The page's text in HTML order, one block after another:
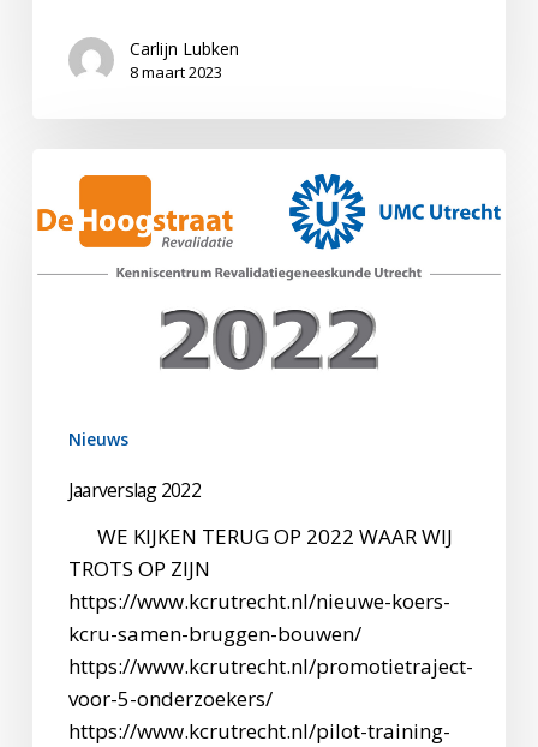
Carlijn Lubken
8 maart 2023
Nieuws
Jaarverslag 2022
WE KIJKEN TERUG OP 2022 WAAR WIJ
TROTS OP ZIJN
https://www.kcrutrecht.nl/nieuwe-koers-
kcru-samen-bruggen-bouwen/
https://www.kcrutrecht.nl/promotietraject-
voor-5-onderzoekers/
https://www.kcrutrecht.nl/pilot-training-